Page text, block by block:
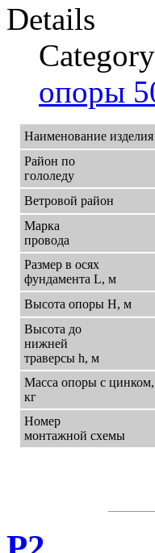
Details
опоры
Наименование изделия
Район по
гололеду
Ветровой район
Марка
провода
Размер в осях
фундамента L, м
Высота опоры Н, м
Высота до
нижней
траверсы h, м
Масса опоры с цинком,
кг
Номер
монтажной схемы